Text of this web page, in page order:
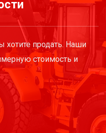
хотите продать. Наши
стоимость и